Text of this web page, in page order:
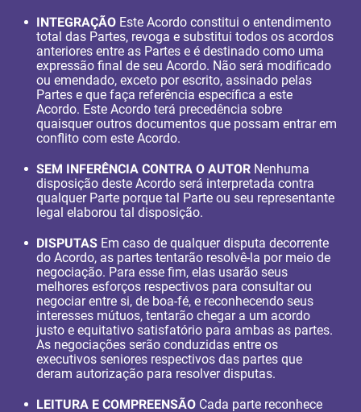
INTEGRAÇÃO Este Acordo constitui o entendimento
total das Partes, revoga e substitui todos os acordos
anteriores entre as Partes e é destinado como uma
expressão final de seu Acordo. Não será modificado
ou emendado, exceto por escrito, assinado pelas
Partes e que faça referência específica a este
Acordo. Este Acordo terá precedência sobre
quaisquer outros documentos que possam entrar em
conflito com este Acordo.
SEM INFERÊNCIA CONTRA O AUTOR Nenhuma
disposição deste Acordo será interpretada contra
qualquer Parte porque tal Parte ou seu representante
legal elaborou tal disposição.
DISPUTAS Em caso de qualquer disputa decorrente
do Acordo, as partes tentarão resolvê-la por meio de
negociação. Para esse fim, elas usarão seus
melhores esforços respectivos para consultar ou
negociar entre si, de boa-fé, e reconhecendo seus
interesses mútuos, tentarão chegar a um acordo
justo e equitativo satisfatório para ambas as partes.
As negociações serão conduzidas entre os
executivos seniores respectivos das partes que
deram autorização para resolver disputas.
LEITURA E COMPREENSÃO Cada parte reconhece